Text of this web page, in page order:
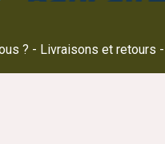
? Livraisons et retours